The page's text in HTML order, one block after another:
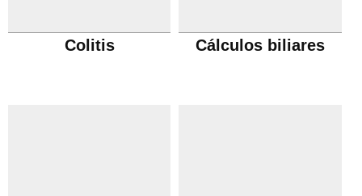
Colitis Cálculos biliares